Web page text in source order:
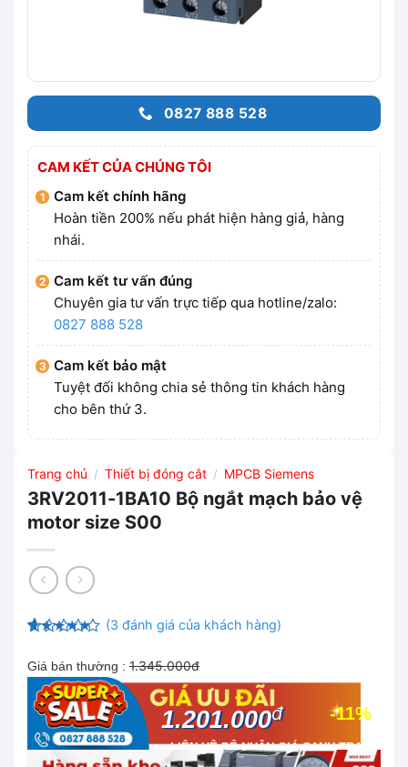
0827 888 528
CAM KẾT CỦA CHÚNG TÔI
Cam kết chính hãng
Hoàn tiền 200% nếu phát hiện hàng giả, hàng
nhái.
Cam kết tư vấn đúng
Chuyên gia tư vấn trực tiếp qua hotline/zalo:
0827 888 528
Cam kết bảo mật
Tuyệt đối không chia sẻ thông tin khách hàng
cho bên thứ 3.
Trang chủ / Thiết bị đóng cắt / MPCB Siemens
3RV2011-1BA10 Bộ ngắt mạch bảo vệ
motor size S00
5 dựa trên
đánh giá
(3 đánh giá của khách hàng)
Giá bán thường : 1.345.000đ
-11%
1.201.000đ
LIÊN HỆ ĐỂ NHẬN GIÁ CẠNH TRANH